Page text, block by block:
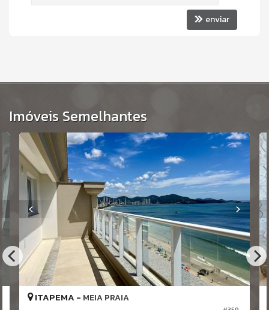
enviar
Imóveis Semelhantes
ITAPEMA - MEIA PRAIA